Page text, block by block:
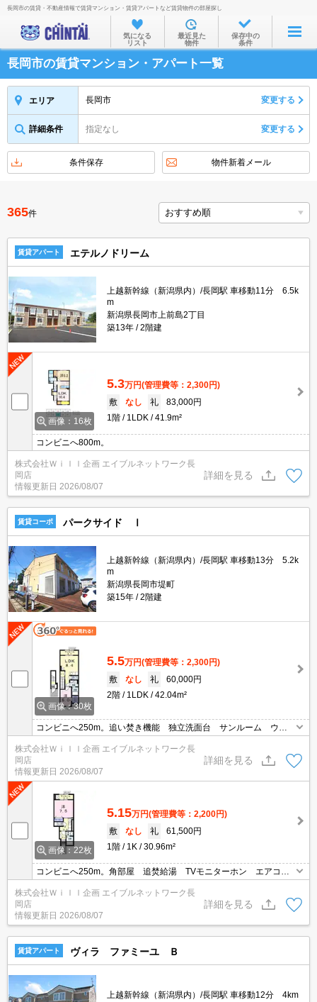
お部屋を探す
沿線・駅から
住所から
物件特集から
不動産会社から
TOP
長岡市の賃貸・不動産情報で賃貸マンション・賃貸アパートなど賃貸物件の部屋探し
気になる
リスト
最近見た
物件
保存中の
条件
長岡市の賃貸マンション・アパート一覧
エリア 長岡市 変更する
詳細条件 指定なし 変更する
条件保存 物件新着メール
365件
賃貸アパート エテルノドリーム
上越新幹線（新潟県内）/長岡駅 車移動11分 6.5k
m
新潟県長岡市上前島2丁目
築13年
2階建
画像：16枚
5.3万円(管理費等：2,300円)
敷
なし 礼
83,000円
1階
1LDK 41.9m²
コンビニへ800m。
株式会社Ｗｉｌｌ企画 エイブルネットワーク長
岡店
情報更新日 2026/08/07
詳細を見る
賃貸コーポ パークサイド Ⅰ
上越新幹線（新潟県内）/長岡駅 車移動13分 5.2k
m
新潟県長岡市堤町
築15年
2階建
画像：30枚
5.5万円(管理費等：2,300円)
敷
なし 礼
60,000円
2階
1LDK 42.04m²
コンビニへ250m。追い焚き機能 独立洗面台 サンルーム ウォ
株式会社Ｗｉｌｌ企画 エイブルネットワーク長
岡店
情報更新日 2026/08/07
詳細を見る
画像：22枚
5.15万円(管理費等：2,200円)
敷
なし 礼
61,500円
1階
1K 30.96m²
コンビニへ250m。角部屋 追焚給湯 TVモニターホン エアコ
が干せるサンルーム仕様です♪
株式会社Ｗｉｌｌ企画 エイブルネットワーク長
岡店
情報更新日 2026/08/07
詳細を見る
賃貸アパート ヴィラ ファミーユ Ｂ
上越新幹線（新潟県内）/長岡駅 車移動12分 4km